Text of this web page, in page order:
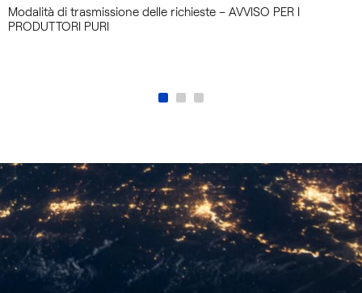
Modalità di trasmissione delle richieste – AVVISO PER I
PRODUTTORI PURI